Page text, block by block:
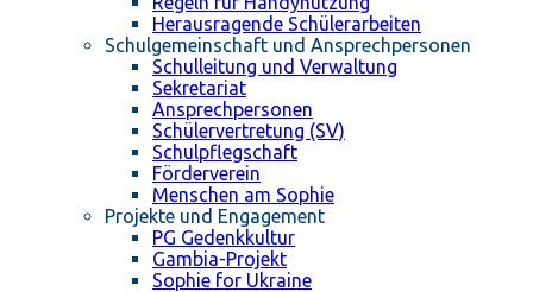
Herausragende Schülerarbeiten
Schulgemeinschaft und Ansprechpersonen
Schulleitung und Verwaltung
Sekretariat
Ansprechpersonen
Schülervertretung (SV)
Schulpflegschaft
Förderverein
Menschen am Sophie
Projekte und Engagement
PG Gedenkkultur
Gambia-Projekt
Sophie for Ukraine